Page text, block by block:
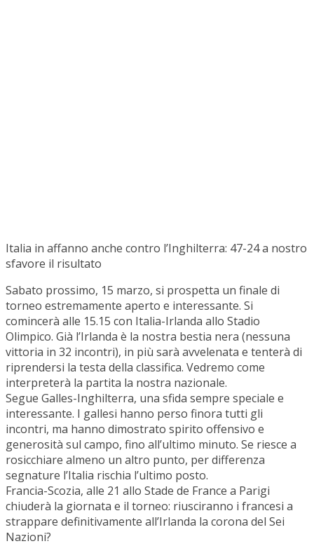
Italia in affanno anche contro l’Inghilterra: 47-24 a nostro
sfavore il risultato
Sabato prossimo, 15 marzo, si prospetta un finale di
torneo estremamente aperto e interessante. Si
comincerà alle 15.15 con Italia-Irlanda allo Stadio
Olimpico. Già l’Irlanda è la nostra bestia nera (nessuna
vittoria in 32 incontri), in più sarà avvelenata e tenterà di
riprendersi la testa della classifica. Vedremo come
interpreterà la partita la nostra nazionale.
Segue Galles-Inghilterra, una sfida sempre speciale e
interessante. I gallesi hanno perso finora tutti gli
incontri, ma hanno dimostrato spirito offensivo e
generosità sul campo, fino all’ultimo minuto. Se riesce a
rosicchiare almeno un altro punto, per differenza
segnature l’Italia rischia l’ultimo posto.
Francia-Scozia, alle 21 allo Stade de France a Parigi
chiuderà la giornata e il torneo: riusciranno i francesi a
strappare definitivamente all’Irlanda la corona del Sei
Nazioni?